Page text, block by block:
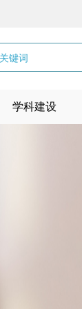
学科建设